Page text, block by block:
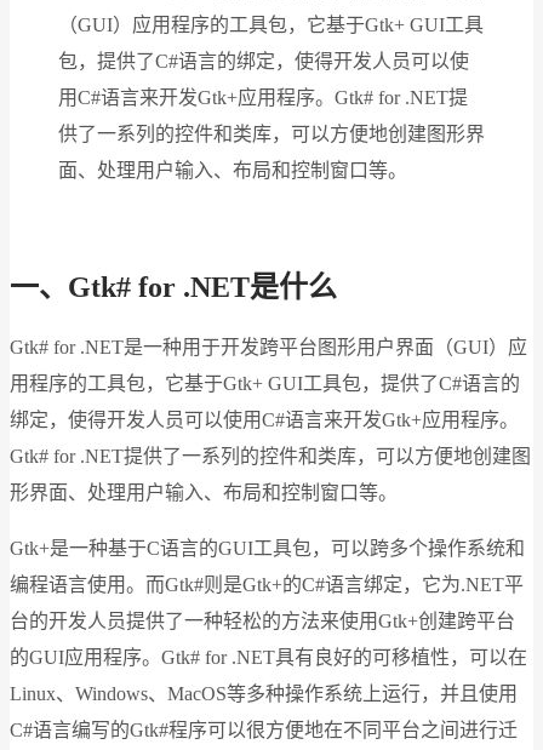
（GUI）应用程序的工具包，它基于Gtk+ GUI工具
包，提供了C#语言的绑定，使得开发人员可以使
用C#语言来开发Gtk+应用程序。Gtk# for .NET提
供了一系列的控件和类库，可以方便地创建图形界
面、处理用户输入、布局和控制窗口等。
一、Gtk# for .NET是什么
Gtk# for .NET是一种用于开发跨平台图形用户界面（GUI）应
用程序的工具包，它基于Gtk+ GUI工具包，提供了C#语言的
绑定，使得开发人员可以使用C#语言来开发Gtk+应用程序。
Gtk# for .NET提供了一系列的控件和类库，可以方便地创建图
形界面、处理用户输入、布局和控制窗口等。
Gtk+是一种基于C语言的GUI工具包，可以跨多个操作系统和
编程语言使用。而Gtk#则是Gtk+的C#语言绑定，它为.NET平
台的开发人员提供了一种轻松的方法来使用Gtk+创建跨平台
的GUI应用程序。Gtk# for .NET具有良好的可移植性，可以在
Linux、Windows、MacOS等多种操作系统上运行，并且使用
C#语言编写的Gtk#程序可以很方便地在不同平台之间进行迁